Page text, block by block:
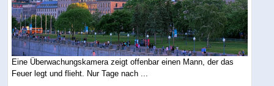
Eine Überwachungskamera zeigt offenbar einen Mann, der das
Feuer legt und flieht. Nur Tage nach ...